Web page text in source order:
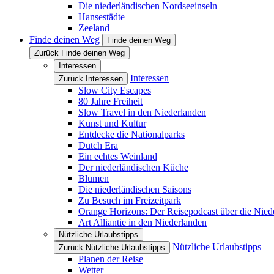
Die niederländischen Nordseeinseln
Hansestädte
Zeeland
Finde deinen Weg
Finde deinen Weg
Zurück Finde deinen Weg
Interessen
Zurück Interessen
Interessen
Slow City Escapes
80 Jahre Freiheit
Slow Travel in den Niederlanden
Kunst und Kultur
Entdecke die Nationalparks
Dutch Era
Ein echtes Weinland
Der niederländischen Küche
Blumen
Die niederländischen Saisons
Zu Besuch im Freizeitpark
Orange Horizons: Der Reisepodcast über die
Art Alliantie in den Niederlanden
Nützliche Urlaubstipps
Zurück Nützliche Urlaubstipps
Nützliche Urlaubstipps
Planen der Reise
Wetter